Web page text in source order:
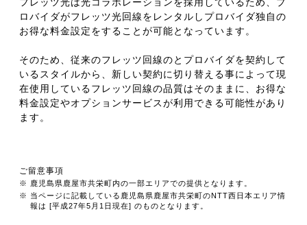
ロバイダがフレッツ光回線をレンタルしプロバイダ独自の
お得な料金設定をすることが可能となっています。
そのため、従来のフレッツ回線のとプロバイダを契約して
いるスタイルから、新しい契約に切り替える事によって現
在使用しているフレッツ回線の品質はそのままに、お得な
料金設定やオプションサービスが利用できる可能性があり
ます。
ご留意事項
※ 鹿児島県鹿屋市共栄町内の一部エリアでの提供となります。
※ 当ページに記載している鹿児島県鹿屋市共栄町のNTT西日本エリア情
報は [平成27年5月1日現在] のものとなります。